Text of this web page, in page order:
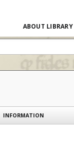
ABOUT LIBRARY
INFORMATION